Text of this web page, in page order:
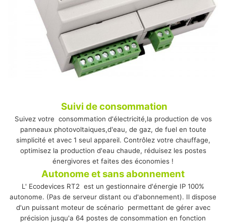
Suivi de consommation
Suivez votre consommation d'électricité,la production de vos
panneaux photovoltaiques,d'eau, de gaz, de fuel en toute
simplicité et avec 1 seul appareil. Contrôlez votre chauffage,
optimisez la production d'eau chaude, réduisez les postes
énergivores et faites des économies !
Autonome et sans abonnement
L' Ecodevices RT2 est un gestionnaire d'énergie IP 100%
autonome. (Pas de serveur distant ou d'abonnement). Il dispose
d'un puissantmoteur de scénario permettant de gérer avec
précision jusqu'a 64 postes de consommation en fonction